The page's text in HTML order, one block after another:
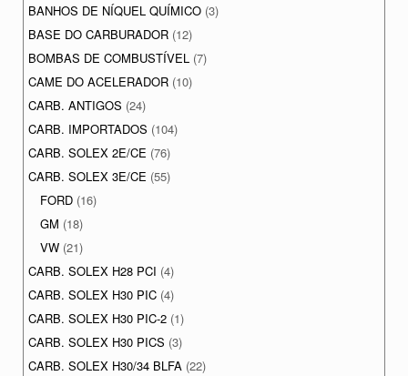
BANHOS DE NÍQUEL QUÍMICO (3)
BASE DO CARBURADOR (12)
BOMBAS DE COMBUSTÍVEL (7)
CAME DO ACELERADOR (10)
CARB. ANTIGOS (24)
CARB. IMPORTADOS (104)
CARB. SOLEX 2E/CE (76)
CARB. SOLEX 3E/CE (55)
FORD (16)
GM (18)
VW (21)
CARB. SOLEX H28 PCI (4)
CARB. SOLEX H30 PIC (4)
CARB. SOLEX H30 PIC-2 (1)
CARB. SOLEX H30 PICS (3)
CARB. SOLEX H30/34 BLFA (22)